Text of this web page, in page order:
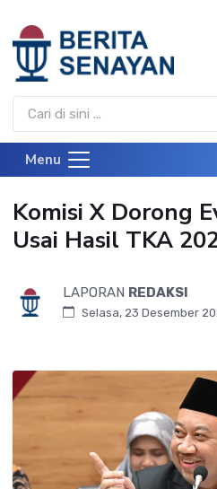
Menu
Komisi X Dorong
Usai Hasil TKA
LAPORAN REDAKSI
Selasa, 23 Desember